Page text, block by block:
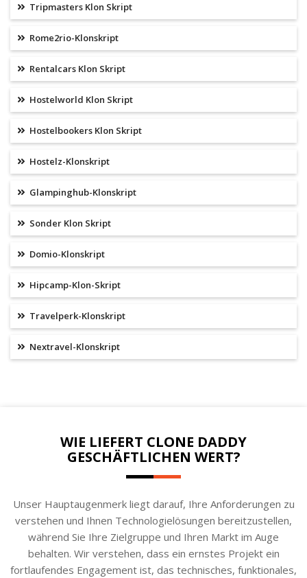
Tripmasters Klon Skript
Rome2rio-Klonskript
Rentalcars Klon Skript
Hostelworld Klon Skript
Hostelbookers Klon Skript
Hostelz-Klonskript
Glampinghub-Klonskript
Sonder Klon Skript
Domio-Klonskript
Hipcamp-Klon-Skript
Travelperk-Klonskript
Nextravel-Klonskript
WIE LIEFERT CLONE DADDY
GESCHÄFTLICHEN WERT?
Unser Hauptaugenmerk liegt darauf, Ihre Anforderungen zu
verstehen und Ihnen Technologielösungen bereitzustellen,
während Sie Ihre Zielgruppe und Ihren Markt im Auge
behalten. Wir verstehen, dass ein ernstes Projekt ein
fortlaufendes Engagement ist, das technisches, funktionales,